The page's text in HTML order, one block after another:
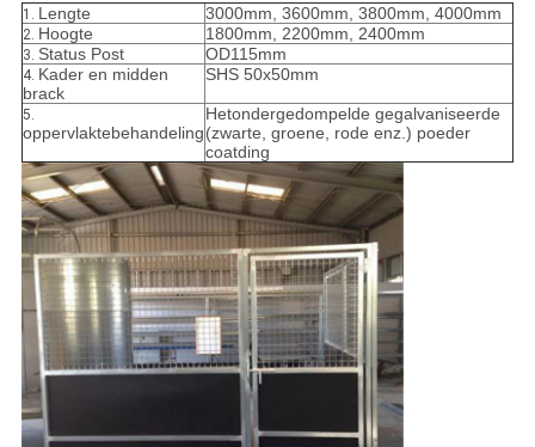
1. Lengte 3000mm, 3600mm, 3800mm, 4000mm
2. Hoogte 1800mm, 2200mm, 2400mm
3. Status Post OD115mm
4. Kader en midden
brack
SHS 50x50mm
5.
oppervlaktebehandeling
Hetondergedompelde gegalvaniseerde
(zwarte, groene, rode enz.) poeder
coatding